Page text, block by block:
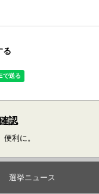
る
認
利に。
選挙ニュース